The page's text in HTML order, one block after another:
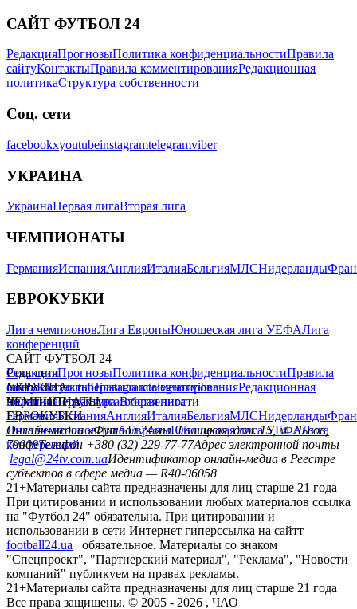
САЙТ ФУТБОЛ 24
РедакцияПрогнозыПолитика конфиденциальностиПравила
сайтуКонтактыПравила комментированияРедакционная
политикаСтруктура собственности
Соц. сети
facebookxyoutubeinstagramtelegramviber
УКРАИНА
УкраинаПервая лигаВторая лига
ЧЕМПИОНАТЫ
ГерманияИспанияАнглияИталияБельгияМЛСНидерланды
ЕВРОКУБКИ
Лига чемпионовЛига ЕвропыЮношеская лига УЕФАЛига
конференций
САЙТ ФУТБОЛ 24
РедакцияПрогнозыПолитика конфиденциальностиПравила
сайтуКонтактыПравила комментированияРедакционная
политикаСтруктура собственности
Соц. сети
facebookxyoutubeinstagramtelegramviber
УКРАИНА
УкраинаПервая лигаВторая лига
ЧЕМПИОНАТЫ
ГерманияИспанияАнглияИталияБельгияМЛСНидерланды
ЕВРОКУБКИ
Лига чемпионовЛига ЕвропыЮношеская лига УЕФАЛига
конференций
Онлайн-медиа «Футбол 24»пл. Галицкая, дом. 15, м. Львов,
79008Телефон +380 (32) 229-77-77Адрес электронной почты
legal@24tv.com.uaИдентификатор онлайн-медиа в Реестре
субъектов в сфере медиа — R40-06058
21+Материалы сайта предназначены для лиц старше 21 года
При цитировании и использовании любых материалов ссылка
на "Футбол 24" обязательна. При цитировании и
использовании в сети Интернет гиперссылка на сайтт
football24.ua
обязательное. Материалы со знаком
"Спецпроект", "Партнерский материал", "Реклама", "Новости
компаний" публикуем на правах рекламы.
21+Материалы сайта предназначены для лиц старше 21 года
Все права защищены. © 2005 - 2026 , ЧАО